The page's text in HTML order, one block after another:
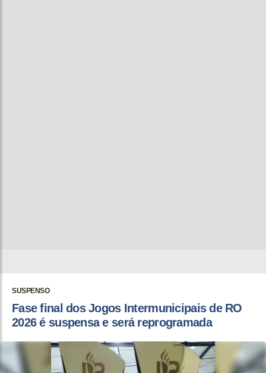
SUSPENSO
Fase final dos Jogos Intermunicipais de RO
2026 é suspensa e será reprogramada